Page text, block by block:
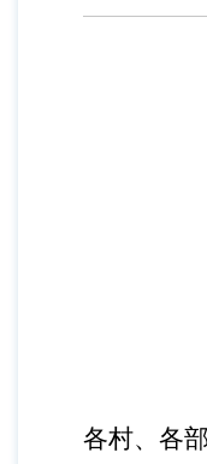
各村、各